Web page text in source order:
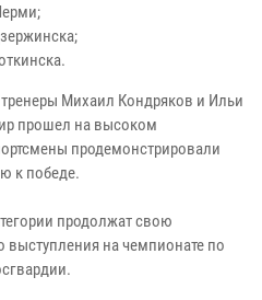
Михаил Кондряков и Ильи
прошел на высоком
продемонстрировали
к победе.
продолжат свою
выступления на чемпионате по